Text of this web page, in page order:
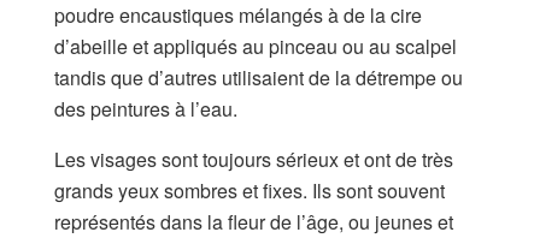
poudre encaustiques mélangés à de la cire
d’abeille et appliqués au pinceau ou au scalpel
tandis que d’autres utilisaient de la détrempe ou
des peintures à l’eau.
Les visages sont toujours sérieux et ont de très
grands yeux sombres et fixes. Ils sont souvent
représentés dans la fleur de l’âge, ou jeunes et